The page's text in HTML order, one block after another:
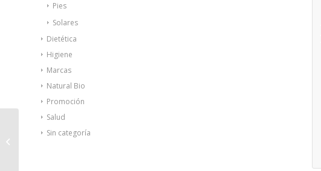
Pies
Solares
Dietética
Higiene
Marcas
Natural Bio
Promoción
Salud
Sin categoría
Belcils Gel vitalizante